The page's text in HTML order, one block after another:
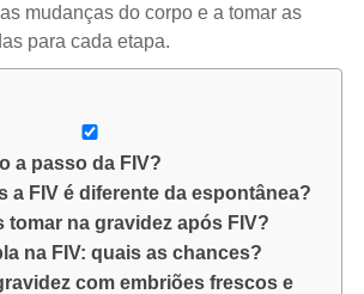
mudanças do corpo e a tomar as
para cada etapa.
a passo da FIV?
a FIV é diferente da espontânea?
tomar na gravidez após FIV?
na FIV: quais as chances?
com embriões frescos e